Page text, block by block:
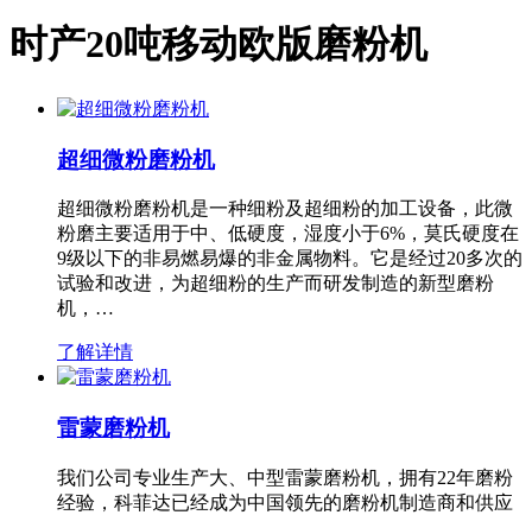
时产20吨移动欧版磨粉机
超细微粉磨粉机
超细微粉磨粉机是一种细粉及超细粉的加工设备，此微
粉磨主要适用于中、低硬度，湿度小于6%，莫氏硬度在
9级以下的非易燃易爆的非金属物料。它是经过20多次的
试验和改进，为超细粉的生产而研发制造的新型磨粉
机，…
了解详情
雷蒙磨粉机
我们公司专业生产大、中型雷蒙磨粉机，拥有22年磨粉
经验，科菲达已经成为中国领先的磨粉机制造商和供应